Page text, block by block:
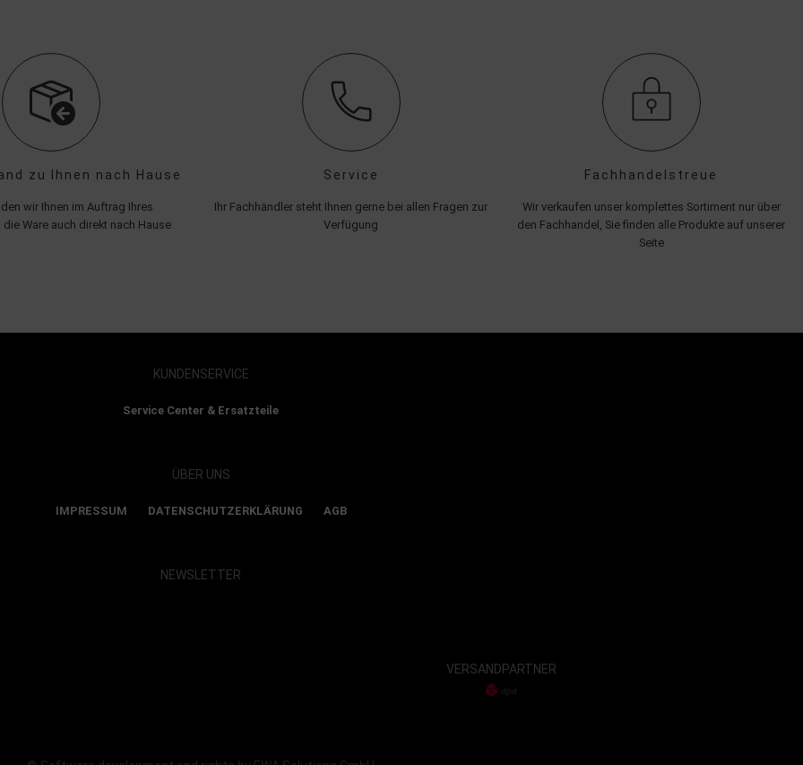
zu Ihnen nach Hause
wir Ihnen im Auftrag Ihres
Ware auch direkt nach Hause
Service
Ihr Fachhändler steht Ihnen gerne bei allen Fragen zur
Verfügung
Fachhandelstreue
Wir verkaufen unser komplettes Sortiment nur über
den Fachhandel, Sie finden alle Produkte auf unserer
Seite
KUNDENSERVICE
Service Center & Ersatzteile
ÜBER UNS
IMPRESSUM DATENSCHUTZERKLÄRUNG AGB
NEWSLETTER
VERSANDPARTNER